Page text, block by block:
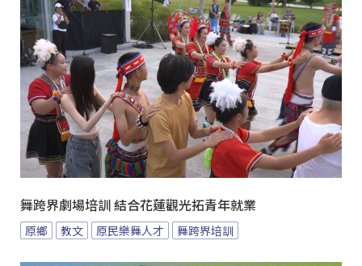
舞跨界劇場培訓 結合花蓮觀光拓青年就業
原鄉 教文 原民樂舞人才 舞跨界培訓